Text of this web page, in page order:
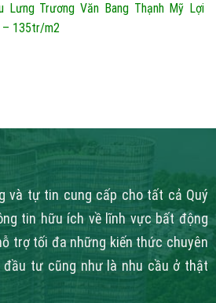
Trương Văn Bang Thạnh Mỹ Lợi
– 135tr/m2
và tự tin cung cấp cho tất cả Quý
tin hữu ích về lĩnh vực bất động
trợ tối đa những kiến thức chuyên
đầu tư cũng như là nhu cầu ở thật